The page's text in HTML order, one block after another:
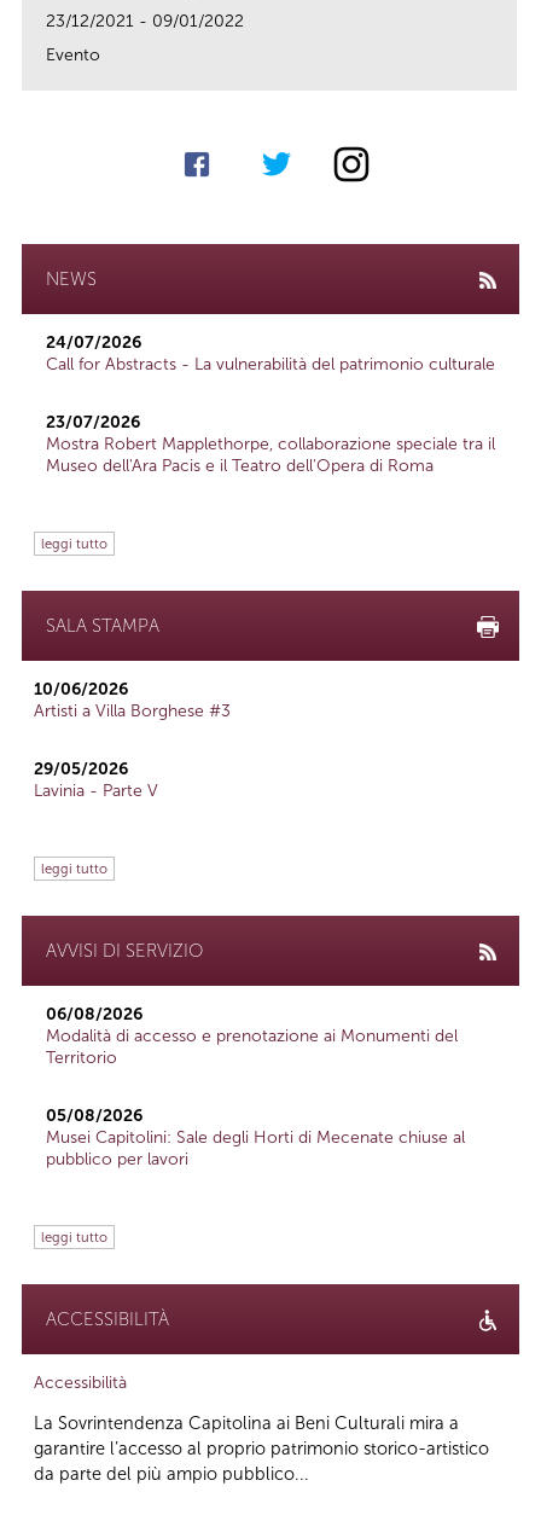
23/12/2021 - 09/01/2022
Evento
NEWS
24/07/2026
Call for Abstracts - La vulnerabilità del patrimonio culturale
23/07/2026
Mostra Robert Mapplethorpe, collaborazione speciale tra il
Museo dell'Ara Pacis e il Teatro dell'Opera di Roma
leggi tutto
SALA STAMPA
10/06/2026
Artisti a Villa Borghese #3
29/05/2026
Lavinia - Parte V
leggi tutto
AVVISI DI SERVIZIO
06/08/2026
Modalità di accesso e prenotazione ai Monumenti del
Territorio
05/08/2026
Musei Capitolini: Sale degli Horti di Mecenate chiuse al
pubblico per lavori
leggi tutto
ACCESSIBILITÀ
Accessibilità
La Sovrintendenza Capitolina ai Beni Culturali mira a
garantire l’accesso al proprio patrimonio storico-artistico
da parte del più ampio pubblico...